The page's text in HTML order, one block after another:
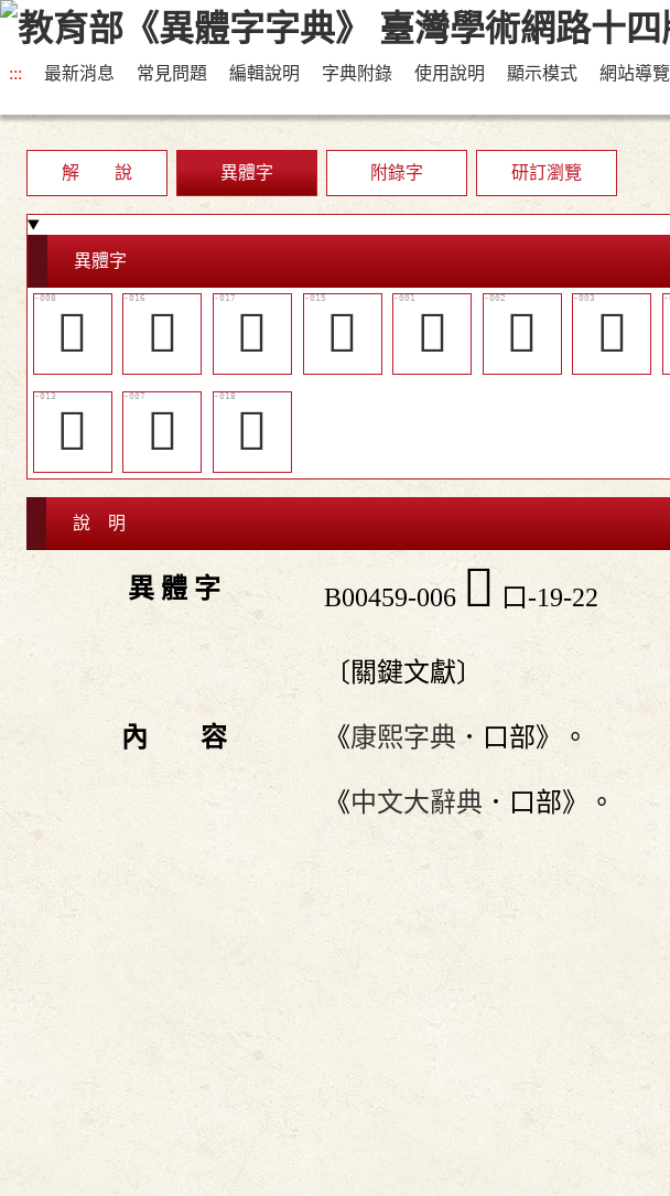
::: 最新消息 常見問題 編輯說明 字典附錄 使用說明 顯示模式 網站導覽
解 說 異體字 附錄字 研訂瀏覽
異體字
󷐚 󷐢 󷐣 󰵅 𠾅 𠽺 𠿦
󷐟
𡓶 𡓿
說 明
異 體 字 B00459-006 𡅚 口-19-22
內 容
〔關鍵文獻〕
《康熙字典 ．口部》。
《中文大辭典 ．口部》。